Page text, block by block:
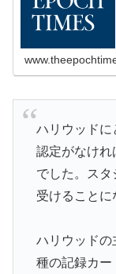
ハリウッドに
認定がなけれ
でした。ス
受けることに
ハリウッドの
種の記録カー